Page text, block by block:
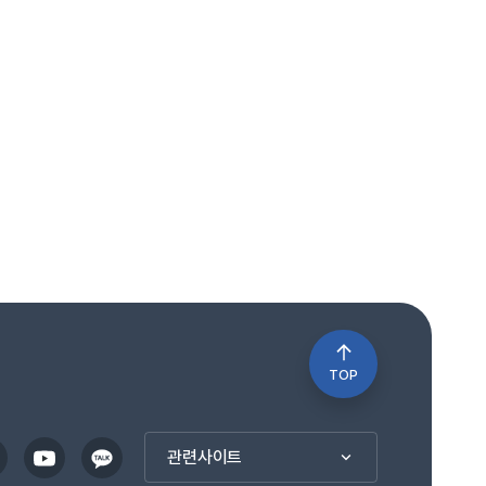
TOP
관련사이트